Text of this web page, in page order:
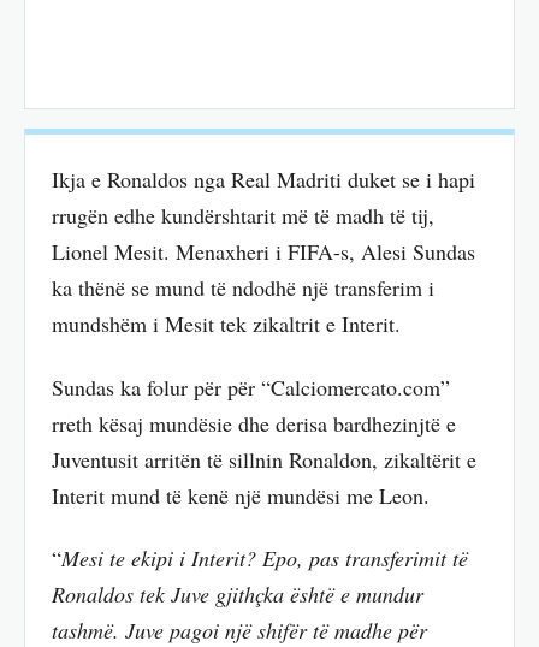
Ikja e Ronaldos nga Real Madriti duket se i hapi
rrugën edhe kundërshtarit më të madh të tij,
Lionel Mesit. Menaxheri i FIFA-s, Alesi Sundas
ka thënë se mund të ndodhë një transferim i
mundshëm i Mesit tek zikaltrit e Interit.
Sundas ka folur për për “Calciomercato.com”
rreth kësaj mundësie dhe derisa bardhezinjtë e
Juventusit arritën të sillnin Ronaldon, zikaltërit e
Interit mund të kenë një mundësi me Leon.
“Mesi te ekipi i Interit? Epo, pas transferimit të
Ronaldos tek Juve gjithçka është e mundur
tashmë. Juve pagoi një shifër të madhe për